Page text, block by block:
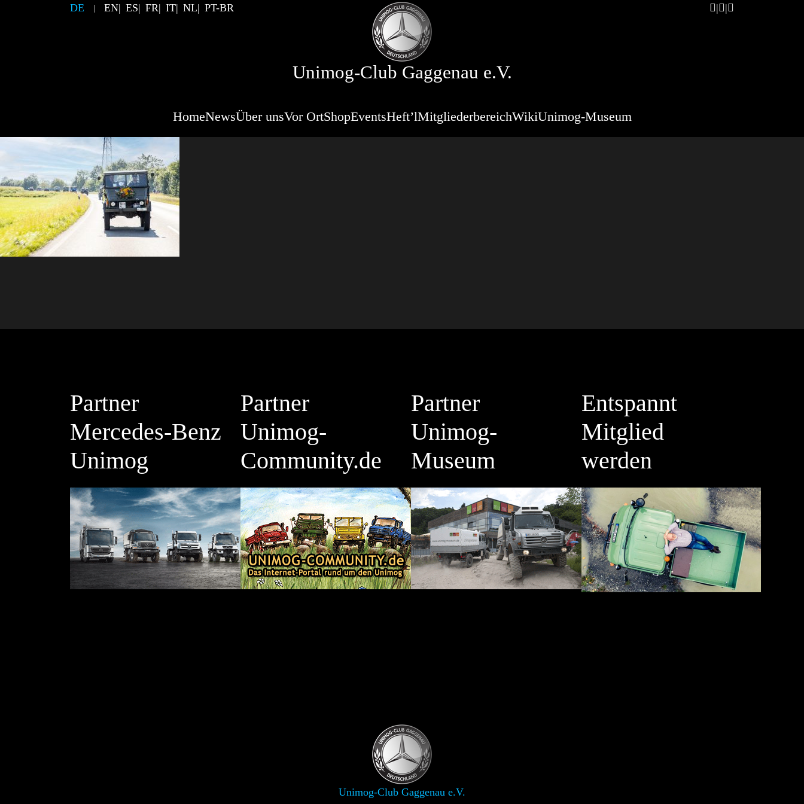
DE EN ES FR IT NL PT-BR
Unimog-Club Gaggenau e.V.
HomeNewsÜber unsVor OrtShopEventsHeft’lMitgliederbereichWikiUnimog-Museum
Partner
Mercedes-Benz
Unimog
Partner
Unimog-
Community.de
Partner
Unimog-
Museum
Entspannt
Mitglied
werden
Unimog-Club Gaggenau e.V.